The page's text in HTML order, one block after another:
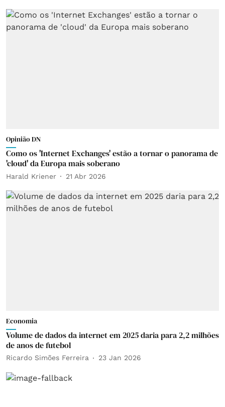
Opinião DN
Como os 'Internet Exchanges' estão a tornar o panorama de
'cloud' da Europa mais soberano
Harald Kriener 21 Abr 2026
Economia
Volume de dados da internet em 2025 daria para 2,2 milhões
de anos de futebol
Ricardo Simões Ferreira 23 Jan 2026